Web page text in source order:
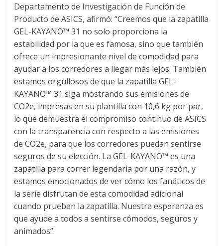
Departamento de Investigación de Función de
Producto de ASICS, afirmó: “Creemos que la zapatilla
GEL-KAYANO™ 31 no solo proporciona la
estabilidad por la que es famosa, sino que también
ofrece un impresionante nivel de comodidad para
ayudar a los corredores a llegar más lejos. También
estamos orgullosos de que la zapatilla GEL-
KAYANO™ 31 siga mostrando sus emisiones de
CO2e, impresas en su plantilla con 10,6 kg por par,
lo que demuestra el compromiso continuo de ASICS
con la transparencia con respecto a las emisiones
de CO2e, para que los corredores puedan sentirse
seguros de su elección. La GEL-KAYANO™ es una
zapatilla para correr legendaria por una razón, y
estamos emocionados de ver cómo los fanáticos de
la serie disfrutan de esta comodidad adicional
cuando prueban la zapatilla. Nuestra esperanza es
que ayude a todos a sentirse cómodos, seguros y
animados”.